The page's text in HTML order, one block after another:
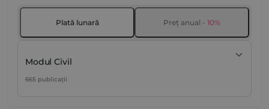
Plată lunară Preț anual - 10%
Modul Civil
665 publicații